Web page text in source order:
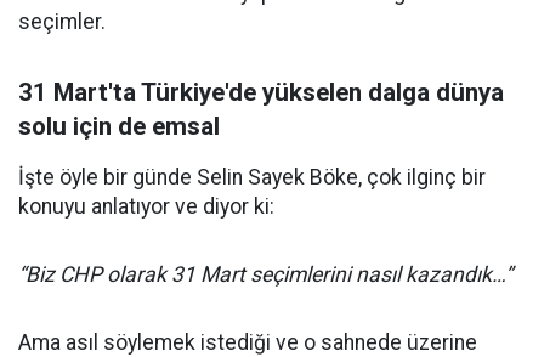
seçimler.
31 Mart'ta Türkiye'de yükselen dalga dünya
solu için de emsal
İşte öyle bir günde Selin Sayek Böke, çok ilginç bir
konuyu anlatıyor ve diyor ki:
“Biz CHP olarak 31 Mart seçimlerini nasıl kazandık…”
Ama asıl söylemek istediği ve o sahnede üzerine